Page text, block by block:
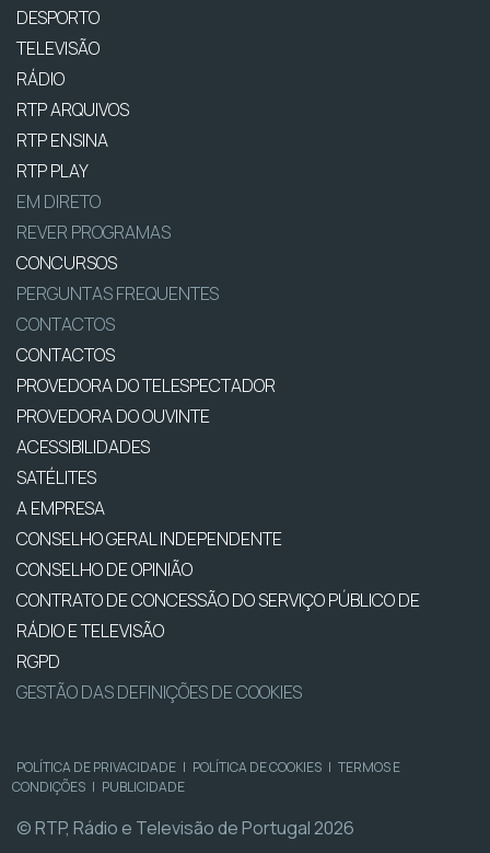
DESPORTO
TELEVISÃO
RÁDIO
RTP ARQUIVOS
RTP ENSINA
RTP PLAY
EM DIRETO
REVER PROGRAMAS
CONCURSOS
PERGUNTAS FREQUENTES
CONTACTOS
CONTACTOS
PROVEDORA DO TELESPECTADOR
PROVEDORA DO OUVINTE
ACESSIBILIDADES
SATÉLITES
A EMPRESA
CONSELHO GERAL INDEPENDENTE
CONSELHO DE OPINIÃO
CONTRATO DE CONCESSÃO DO SERVIÇO PÚBLICO DE
RÁDIO E TELEVISÃO
RGPD
GESTÃO DAS DEFINIÇÕES DE COOKIES
POLÍTICA DE PRIVACIDADE | POLÍTICA DE COOKIES | TERMOS E
CONDIÇÕES | PUBLICIDADE
© RTP, Rádio e Televisão de Portugal 2026